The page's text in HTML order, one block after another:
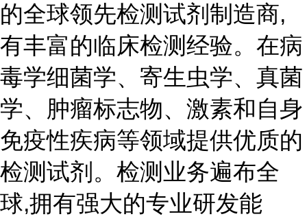
的全球领先检测试剂制造商,
有丰富的临床检测经验。在病
毒学细菌学、寄生虫学、真菌
学、肿瘤标志物、激素和自身
免疫性疾病等领域提供优质的
检测试剂。检测业务遍布全
球,拥有强大的专业研发能